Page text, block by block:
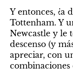
Y entonces, ¿a
Tottenham. Y
Newcastle y le
descenso (y
apreciar, con